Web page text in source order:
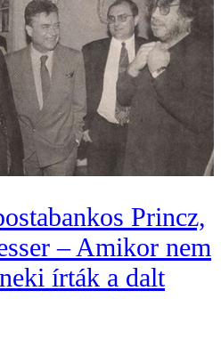
Princz,
– Amikor nem
írták a dalt